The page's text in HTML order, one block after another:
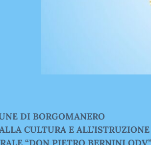
DI BORGOMANERO
CULTURA E ALL’ISTRUZIONE